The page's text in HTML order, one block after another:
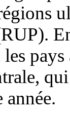
année.